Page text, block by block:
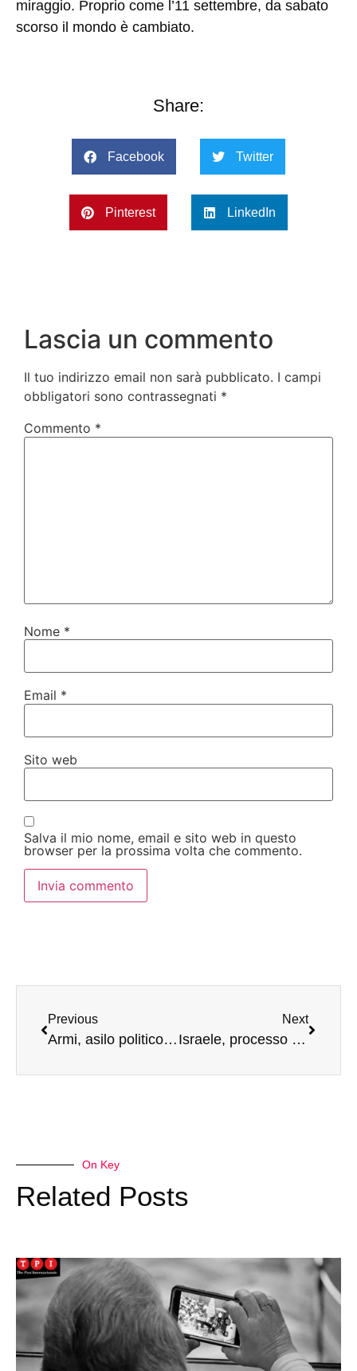
miraggio. Proprio come l’11 settembre, da sabato
scorso il mondo è cambiato.
Share:
Facebook Twitter
Pinterest LinkedIn
Lascia un commento
Il tuo indirizzo email non sarà pubblicato. I campi
obbligatori sono contrassegnati *
Commento *
Nome *
Email *
Sito web
Salva il mio nome, email e sito web in questo
browser per la prossima volta che commento.
Previous
Armi, asilo politico e aiuti dall’estero: ecco chi (e come) finanzia Hamas
Next
Israele, processo all’intelligence: così il Mossad ha fallito nel prevenire gli attacchi di Hamas
On Key
Related Posts